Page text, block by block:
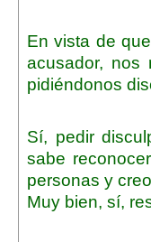
En vista de
acusador, nos
pidiéndonos
Sí, pedir
sabe
personas y
Muy bien, sí,